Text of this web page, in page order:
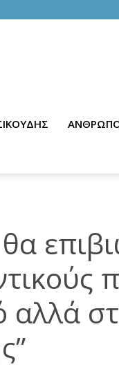
αλλά